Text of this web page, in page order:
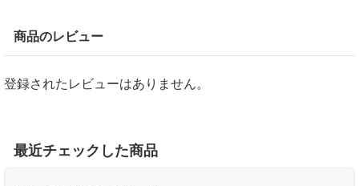
商品のレビュー
登録されたレビューはありません。
最近チェックした商品